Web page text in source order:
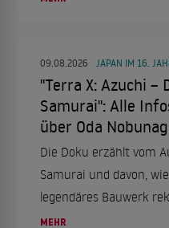
09.08.2026 JAPAN IM 16.
"Terra X: Azuchi –
Samurai": Alle
über Oda
Die Doku erzählt vom
Samurai und davon,
legendäres Bauwerk
MEHR